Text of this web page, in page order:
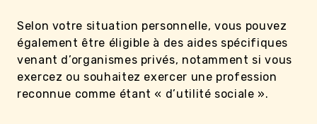
Selon votre situation personnelle, vous pouvez
également être éligible à des aides spécifiques
venant d’organismes privés, notamment si vous
exercez ou souhaitez exercer une profession
reconnue comme étant « d’utilité sociale ».